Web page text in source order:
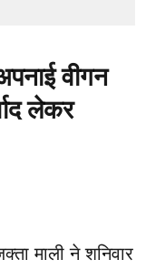
वीगन
लेकर
माली ने शनिवार